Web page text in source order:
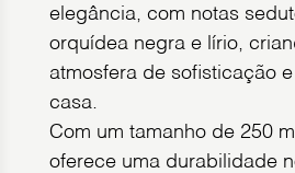
elegância, com notas
orquídea negra e lírio,
atmosfera de sofisticação
casa.
Com um tamanho de 250
oferece uma durabilidade